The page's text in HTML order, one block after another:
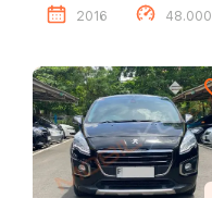
2016 48.000